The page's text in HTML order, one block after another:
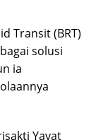
Transit (BRT)
solusi
ia
Yayat